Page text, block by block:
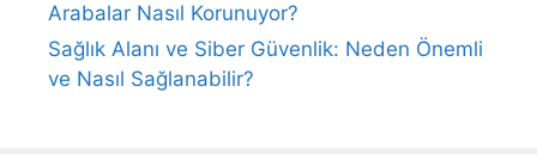
Arabalar Nasıl Korunuyor?
Sağlık Alanı ve Siber Güvenlik: Neden Önemli
ve Nasıl Sağlanabilir?